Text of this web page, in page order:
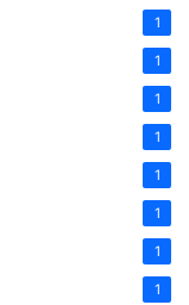
1
1
1
1
1
1
1
1